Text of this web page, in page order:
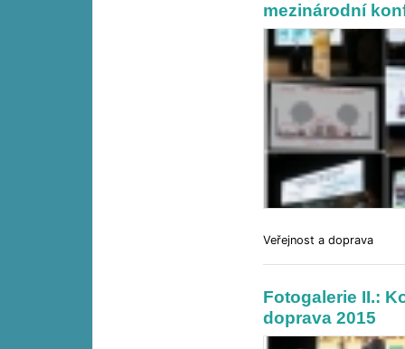
mezinárodní
Veřejnost a doprava
Fotogalerie II.:
doprava 2015